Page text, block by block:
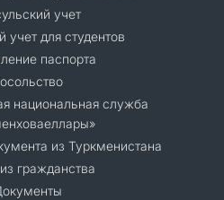
учет
учет для студентов
паспорта
национальная служба
из Туркменистана
гражданства